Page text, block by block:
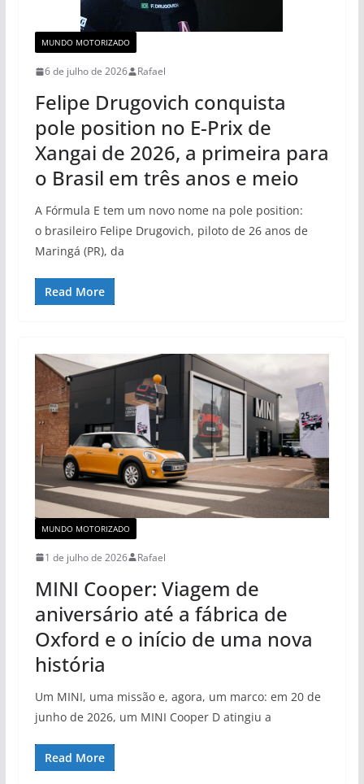
MUNDO MOTORIZADO
6 de julho de 2026 Rafael
Felipe Drugovich conquista
pole position no E-Prix de
Xangai de 2026, a primeira para
o Brasil em três anos e meio
A Fórmula E tem um novo nome na pole position:
o brasileiro Felipe Drugovich, piloto de 26 anos de
Maringá (PR), da
Read More
MUNDO MOTORIZADO
1 de julho de 2026 Rafael
MINI Cooper: Viagem de
aniversário até a fábrica de
Oxford e o início de uma nova
história
Um MINI, uma missão e, agora, um marco: em 20 de
junho de 2026, um MINI Cooper D atingiu a
Read More